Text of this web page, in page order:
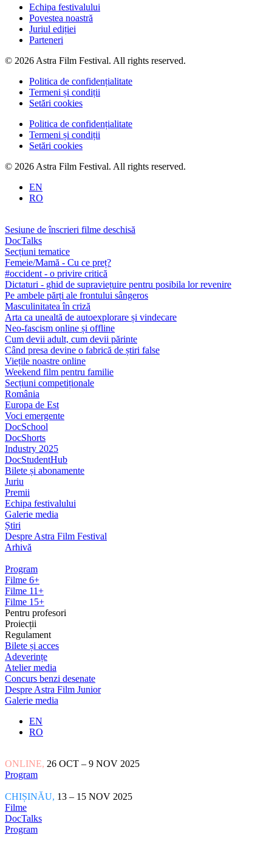
Echipa festivalului
Povestea noastră
Juriul ediției
Parteneri
© 2026 Astra Film Festival. All rights reserved.
Politica de confidențialitate
Termeni și condiții
Setări cookies
Politica de confidențialitate
Termeni și condiții
Setări cookies
© 2026 Astra Film Festival. All rights reserved.
EN
RO
Sesiune de înscrieri filme deschisă
DocTalks
Secțiuni tematice
Femeie/Mamă - Cu ce preț?
#occident - o privire critică
Dictaturi - ghid de supraviețuire pentru posibila lor revenire
Pe ambele părți ale frontului sângeros
Masculinitatea în criză
Arta ca unealtă de autoexplorare și vindecare
Neo-fascism online și offline
Cum devii adult, cum devii părinte
Când presa devine o fabrică de știri false
Viețile noastre online
Weekend film pentru familie
Secțiuni competiționale
România
Europa de Est
Voci emergente
DocSchool
DocShorts
Industry 2025
DocStudentHub
Bilete și abonamente
Juriu
Premii
Echipa festivalului
Galerie media
Știri
Despre Astra Film Festival
Arhivă
Program
Filme 6+
Filme 11+
Filme 15+
Pentru profesori
Proiecții
Regulament
Bilete și acces
Adeverințe
Atelier media
Concurs benzi desenate
Despre Astra Film Junior
Galerie media
EN
RO
ONLINE, 26 OCT – 9 NOV 2025
Program
CHIȘINĂU, 13 – 15 NOV 2025
Filme
DocTalks
Program